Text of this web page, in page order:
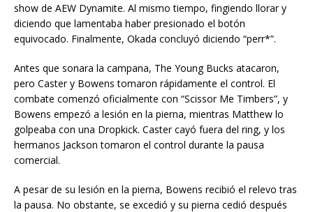
show de AEW Dynamite. Al mismo tiempo, fingiendo llorar y
diciendo que lamentaba haber presionado el botón
equivocado. Finalmente, Okada concluyó diciendo “perr*”.
Antes que sonara la campana, The Young Bucks atacaron,
pero Caster y Bowens tomaron rápidamente el control. El
combate comenzó oficialmente con “Scissor Me Timbers”, y
Bowens empezó a lesión en la pierna, mientras Matthew lo
golpeaba con una Dropkick. Caster cayó fuera del ring, y los
hermanos Jackson tomaron el control durante la pausa
comercial.
A pesar de su lesión en la pierna, Bowens recibió el relevo tras
la pausa. No obstante, se excedió y su pierna cedió después